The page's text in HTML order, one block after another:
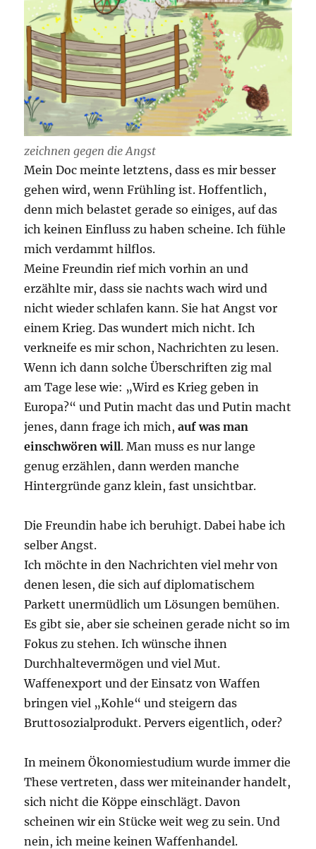
zeichnen gegen die Angst
Mein Doc meinte letztens, dass es mir besser
gehen wird, wenn Frühling ist. Hoffentlich,
denn mich belastet gerade so einiges, auf das
ich keinen Einfluss zu haben scheine. Ich fühle
mich verdammt hilflos.
Meine Freundin rief mich vorhin an und
erzählte mir, dass sie nachts wach wird und
nicht wieder schlafen kann. Sie hat Angst vor
einem Krieg. Das wundert mich nicht. Ich
verkneife es mir schon, Nachrichten zu lesen.
Wenn ich dann solche Überschriften zig mal
am Tage lese wie: „Wird es Krieg geben in
Europa?“ und Putin macht das und Putin macht
jenes, dann frage ich mich, auf was man
einschwören will. Man muss es nur lange
genug erzählen, dann werden manche
Hintergründe ganz klein, fast unsichtbar.
Die Freundin habe ich beruhigt. Dabei habe ich
selber Angst.
Ich möchte in den Nachrichten viel mehr von
denen lesen, die sich auf diplomatischem
Parkett unermüdlich um Lösungen bemühen.
Es gibt sie, aber sie scheinen gerade nicht so im
Fokus zu stehen. Ich wünsche ihnen
Durchhaltevermögen und viel Mut.
Waffenexport und der Einsatz von Waffen
bringen viel „Kohle“ und steigern das
Bruttosozialprodukt. Pervers eigentlich, oder?
In meinem Ökonomiestudium wurde immer die
These vertreten, dass wer miteinander handelt,
sich nicht die Köppe einschlägt. Davon
scheinen wir ein Stücke weit weg zu sein. Und
nein, ich meine keinen Waffenhandel.